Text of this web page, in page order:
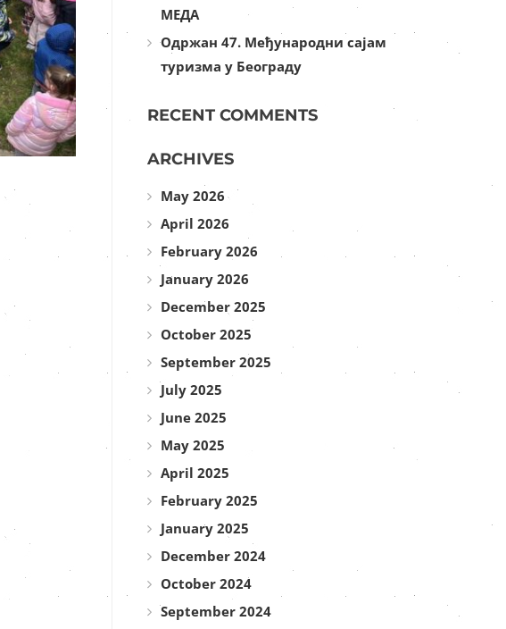
МЕДА
Одржан 47. Међународни сајам
туризма у Београду
RECENT COMMENTS
ARCHIVES
May 2026
April 2026
February 2026
January 2026
December 2025
October 2025
September 2025
July 2025
June 2025
May 2025
April 2025
February 2025
January 2025
December 2024
October 2024
September 2024